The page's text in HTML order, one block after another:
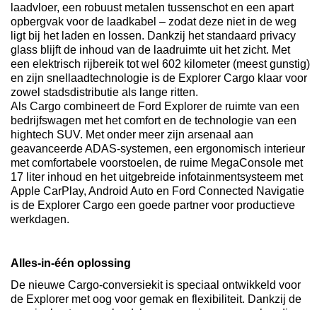
laadvloer, een robuust metalen tussenschot en een apart
opbergvak voor de laadkabel – zodat deze niet in de weg
ligt bij het laden en lossen. Dankzij het standaard privacy
glass blijft de inhoud van de laadruimte uit het zicht. Met
een elektrisch rijbereik tot wel 602 kilometer (meest gunstig)
en zijn snellaadtechnologie is de Explorer Cargo klaar voor
zowel stadsdistributie als lange ritten.
Als Cargo combineert de Ford Explorer de ruimte van een
bedrijfswagen met het comfort en de technologie van een
hightech SUV. Met onder meer zijn arsenaal aan
geavanceerde ADAS-systemen, een ergonomisch interieur
met comfortabele voorstoelen, de ruime MegaConsole met
17 liter inhoud en het uitgebreide infotainmentsysteem met
Apple CarPlay, Android Auto en Ford Connected Navigatie
is de Explorer Cargo een goede partner voor productieve
werkdagen.
Alles-in-één oplossing
De nieuwe Cargo-conversiekit is speciaal ontwikkeld voor
de Explorer met oog voor gemak en flexibiliteit. Dankzij de